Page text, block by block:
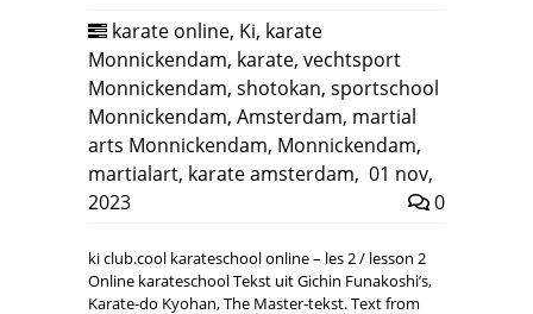
karate online, Ki, karate
Monnickendam, karate, vechtsport
Monnickendam, shotokan, sportschool
Monnickendam, Amsterdam, martial
arts Monnickendam, Monnickendam,
martialart, karate amsterdam, 01 nov,
2023
0
ki club.cool karateschool online – les 2 / lesson 2
Online karateschool Tekst uit Gichin Funakoshi’s,
Karate-do Kyohan, The Master-tekst. Text from